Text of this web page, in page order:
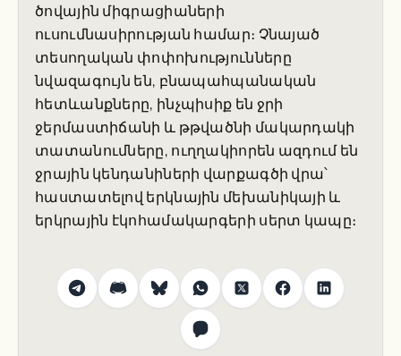
ծովային միգրացիաների
ուսումնասիրության համար։ Չնայած
տեսողական փոփոխությունները
նվազագույն են, բնապահպանական
հետևանքները, ինչպիսիք են ջրի
ջերմաստիճանի և թթվածնի մակարդակի
տատանումները, ուղղակիորեն ազդում են
ջրային կենդանիների վարքագծի վրա՝
հաստատելով երկնային մեխանիկայի և
երկրային էկոհամակարգերի սերտ կապը։